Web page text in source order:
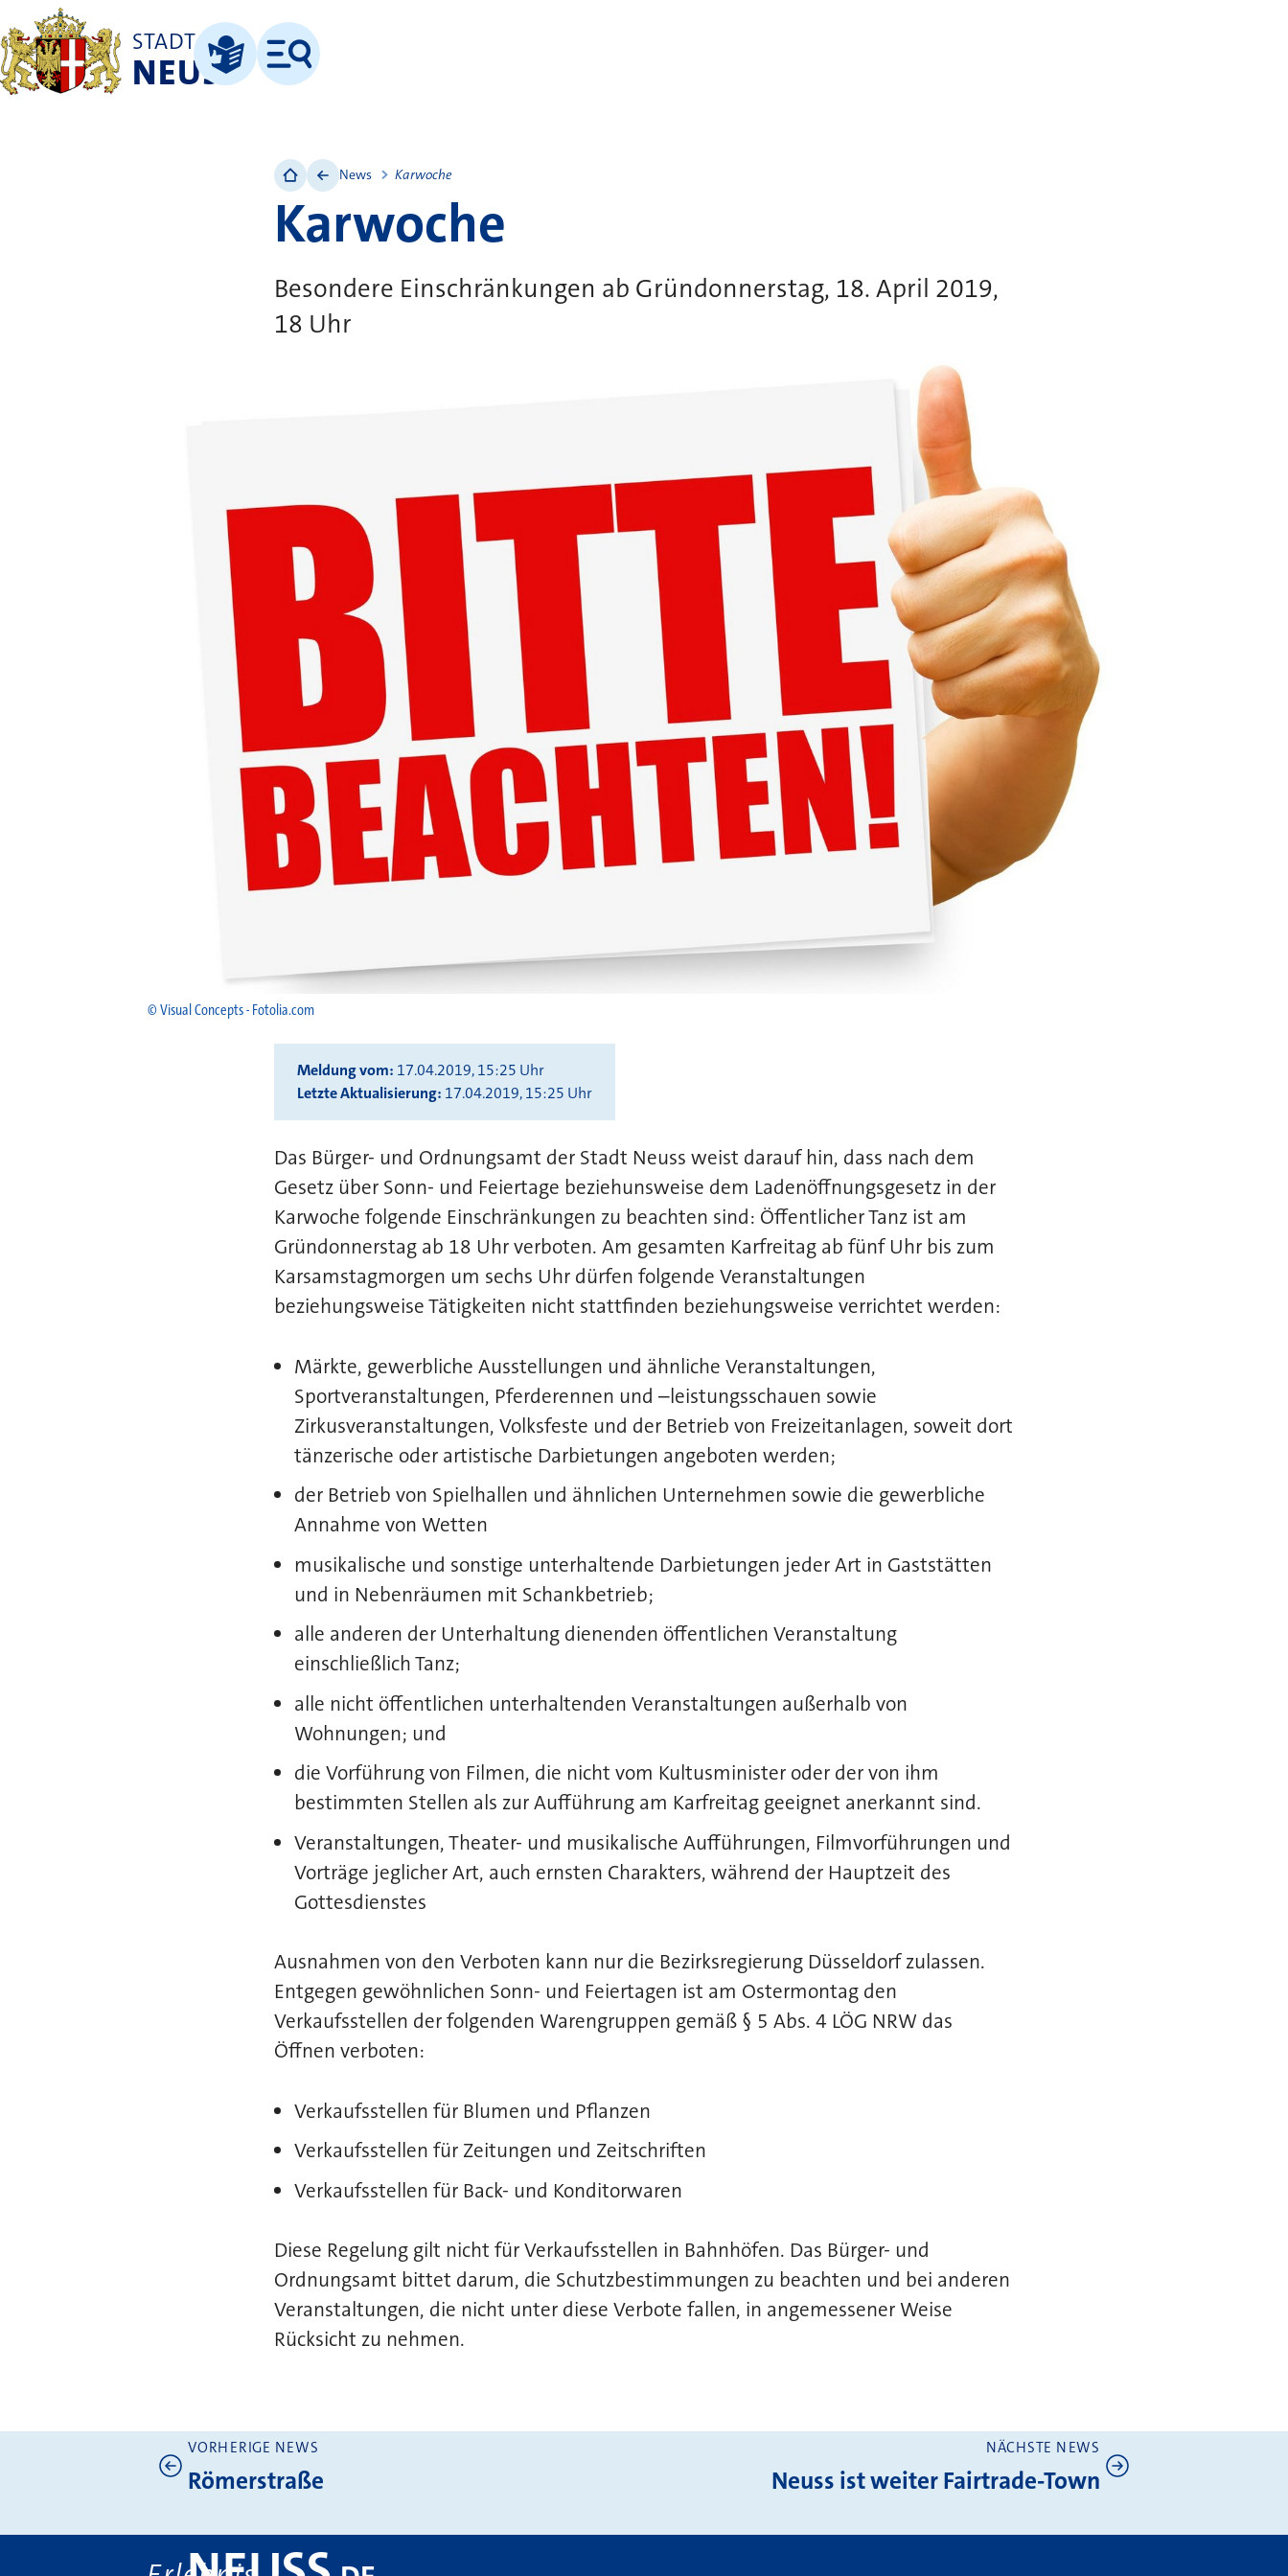
STADT
NEUSSLeichte Sprache
Menü
© Visual Concepts - Fotolia.com
News Karwoche
Karwoche
Besondere Einschränkungen ab Gründonnerstag, 18. April 2019,
18 Uhr
Meldung vom 17.04.2019, 15:25 Uhr
Letzte Aktualisierung 17.04.2019, 15:25 Uhr
Das Bürger- und Ordnungsamt der Stadt Neuss weist darauf hin, dass nach dem
Gesetz über Sonn- und Feiertage beziehunsweise dem Ladenöffnungsgesetz in der
Karwoche folgende Einschränkungen zu beachten sind: Öffentlicher Tanz ist am
Gründonnerstag ab 18 Uhr verboten. Am gesamten Karfreitag ab fünf Uhr bis zum
Karsamstagmorgen um sechs Uhr dürfen folgende Veranstaltungen
beziehungsweise Tätigkeiten nicht stattfinden beziehungsweise verrichtet werden:
Märkte, gewerbliche Ausstellungen und ähnliche Veranstaltungen,
Sportveranstaltungen, Pferderennen und –leistungsschauen sowie
Zirkusveranstaltungen, Volksfeste und der Betrieb von Freizeitanlagen, soweit dort
tänzerische oder artistische Darbietungen angeboten werden;
der Betrieb von Spielhallen und ähnlichen Unternehmen sowie die gewerbliche
Annahme von Wetten
musikalische und sonstige unterhaltende Darbietungen jeder Art in Gaststätten
und in Nebenräumen mit Schankbetrieb;
alle anderen der Unterhaltung dienenden öffentlichen Veranstaltung
einschließlich Tanz;
alle nicht öffentlichen unterhaltenden Veranstaltungen außerhalb von
Wohnungen; und
die Vorführung von Filmen, die nicht vom Kultusminister oder der von ihm
bestimmten Stellen als zur Aufführung am Karfreitag geeignet anerkannt sind.
Veranstaltungen, Theater- und musikalische Aufführungen, Filmvorführungen und
Vorträge jeglicher Art, auch ernsten Charakters, während der Hauptzeit des
Gottesdienstes
Ausnahmen von den Verboten kann nur die Bezirksregierung Düsseldorf zulassen.
Entgegen gewöhnlichen Sonn- und Feiertagen ist am Ostermontag den
Verkaufsstellen der folgenden Warengruppen gemäß § 5 Abs. 4 LÖG NRW das
Öffnen verboten:
Verkaufsstellen für Blumen und Pflanzen
Verkaufsstellen für Zeitungen und Zeitschriften
Verkaufsstellen für Back- und Konditorwaren
Diese Regelung gilt nicht für Verkaufsstellen in Bahnhöfen. Das Bürger- und
Ordnungsamt bittet darum, die Schutzbestimmungen zu beachten und bei anderen
Veranstaltungen, die nicht unter diese Verbote fallen, in angemessener Weise
Rücksicht zu nehmen.
Weitere News
VORHERIGE NEWS
Römerstraße
NÄCHSTE NEWS
Neuss ist weiter Fairtrade-Town